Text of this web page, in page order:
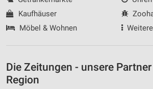
Kaufhäuser
Möbel & Wohnen
Die Zeitungen - unsere
Region